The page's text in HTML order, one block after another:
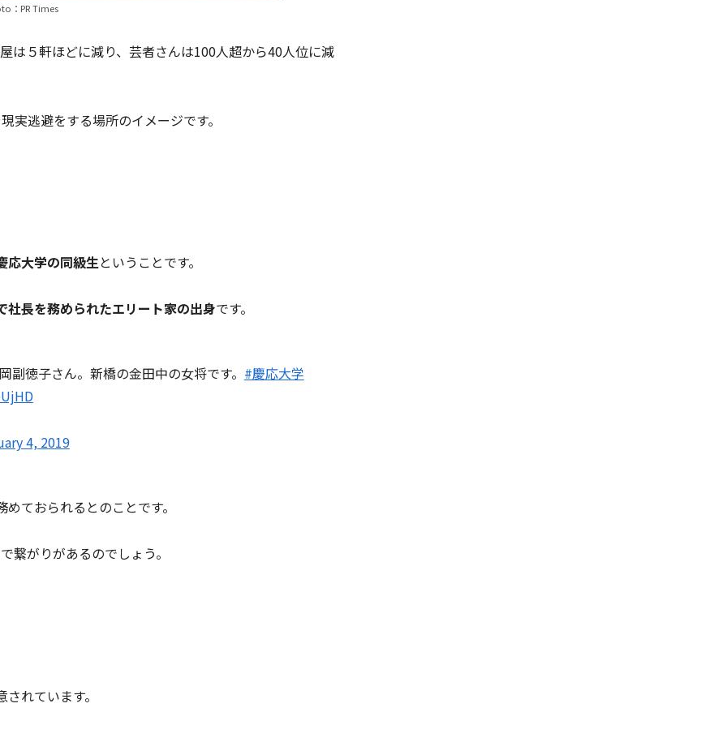
：PR Times
は５軒ほどに減り、芸者さんは100人超から40人位に減
実逃避をする場所のイメージです。
応大学の同級生ということです。
長を務められたエリート家の出身です。
徳子さん。新橋の金田中の女将です。 #慶応大学
4, 2019
めておられるとのことです。
繋がりがあるのでしょう。
れています。